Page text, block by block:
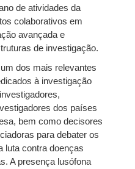
de atividades da
colaborativos em
avançada e
de investigação.
dos mais relevantes
à investigação
dos países
bem como decisores
para debater os
luta contra doenças
A presença lusófona